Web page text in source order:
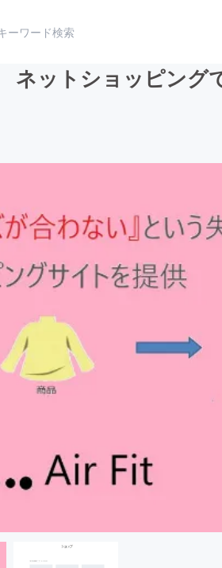
テクノロジー・ガジェット
映像・映画
ビジネス・起業
まちづくり・地域活性化
ネットショッピング